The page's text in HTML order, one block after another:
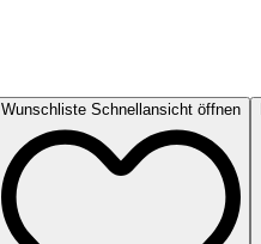
Wunschliste Schnellansicht öffnen